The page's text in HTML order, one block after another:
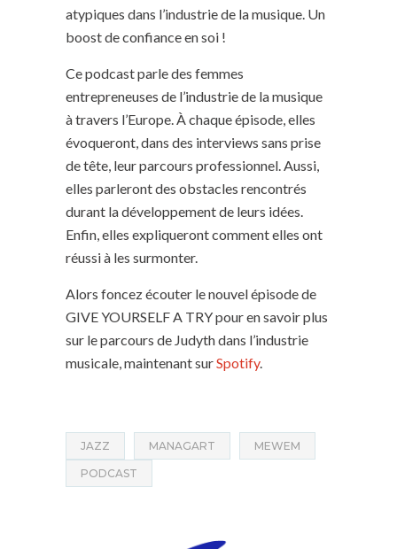
atypiques dans l’industrie de la musique. Un
boost de confiance en soi !
Ce podcast parle des femmes
entrepreneuses de l’industrie de la musique
à travers l’Europe. À chaque épisode, elles
évoqueront, dans des interviews sans prise
de tête, leur parcours professionnel. Aussi,
elles parleront des obstacles rencontrés
durant la développement de leurs idées.
Enfin, elles expliqueront comment elles ont
réussi à les surmonter.
Alors foncez écouter le nouvel épisode de
GIVE YOURSELF A TRY pour en savoir plus
sur le parcours de Judyth dans l’industrie
musicale, maintenant surSpotify.
JAZZ MANAGART MEWEM
PODCAST